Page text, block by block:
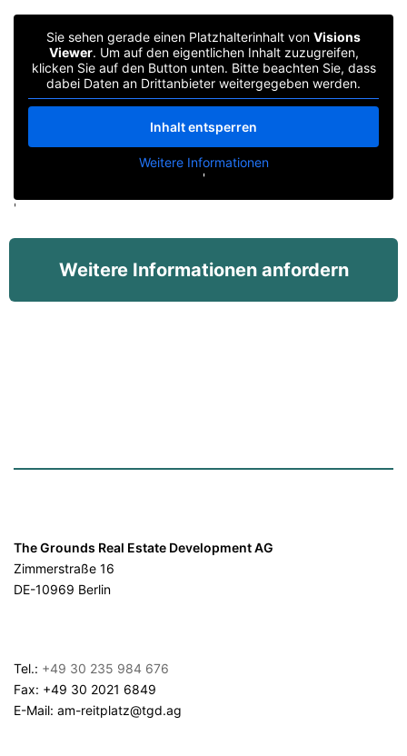
Sie sehen gerade einen Platzhalterinhalt von Visions
Viewer. Um auf den eigentlichen Inhalt zuzugreifen,
klicken Sie auf den Button unten. Bitte beachten Sie, dass
dabei Daten an Drittanbieter weitergegeben werden.
Inhalt entsperren
Weitere Informationen
'
'
Weitere Informationen anfordern
The Grounds Real Estate Development AG
Zimmerstraße 16
DE-10969 Berlin
Tel.: +49 30 235 984 676
Fax: +49 30 2021 6849
E-Mail: am-reitplatz@tgd.ag